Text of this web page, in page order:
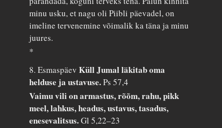
minu usku, et nagu oli Piibli päevadel, on
imeline tervenemine võimalik ka täna ja minu
juures.
*
8. EsmaspäevKüll Jumal läkitab oma
helduse ja ustavuse.Ps 57,4
Vaimu vili on armastus, rõõm, rahu, pikk
meel, lahkus, headus, ustavus, tasadus,
enesevalitsus.Gl 5,22–23